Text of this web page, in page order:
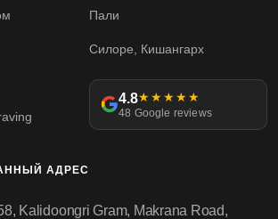
Пали
Силоре, Кишангарх
4.8★★★★★
48 Google reviews
АДРЕС
Kalidoongri Gram, Makrana Road,